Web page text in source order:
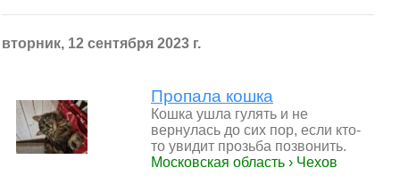
вторник, 12 сентября 2023 г.
Пропала кошка
Кошка ушла гулять и не
вернулась до сих пор, если кто-
то увидит прозьба позвонить.
Московская область › Чехов